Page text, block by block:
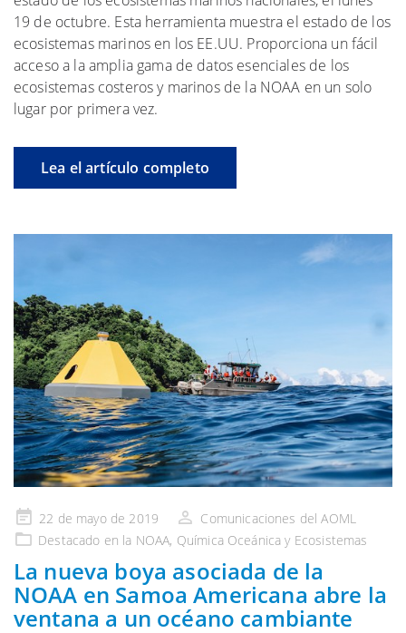
19 de octubre. Esta herramienta muestra el estado de los
ecosistemas marinos en los EE.UU. Proporciona un fácil
acceso a la amplia gama de datos esenciales de los
ecosistemas costeros y marinos de la NOAA en un solo
lugar por primera vez.
Lea el artículo completo
Publicado
en
22 de mayo de 2019
Comunicaciones del AOML
Destacado en la NOAA, Química Oceánicay Ecosistemas
La nueva boya asociada de la
NOAA en Samoa Americana abre la
ventana a un océano cambiante